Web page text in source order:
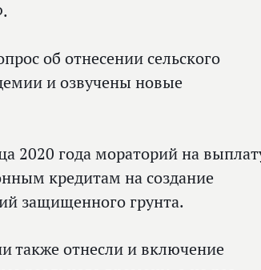
об отнесении сельского
и озвучены новые
2020 года мораторий на
кредитам на создание
защищенного грунта.
также отнесли и включение